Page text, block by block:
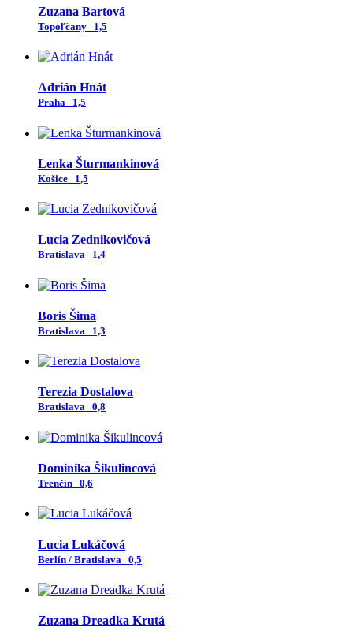
Zuzana Bartová
Topoľčany 1,5
Adrián Hnát
Praha 1,5
Lenka Šturmankinová
Košice 1,5
Lucia Zednikovičová
Bratislava 1,4
Boris Šima
Bratislava 1,3
Terezia Dostalova
Bratislava 0,8
Dominika Šikulincová
Trenčín 0,6
Lucia Lukáčová
Berlín / Bratislava 0,5
Zuzana Dreadka Krutá